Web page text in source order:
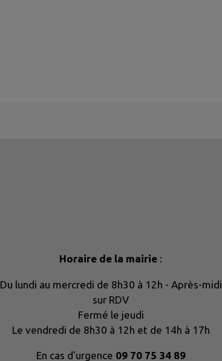
Horaire de la mairie :
Du lundi au mercredi de 8h30 à 12h - Après-midi
sur RDV
Fermé le jeudi
Le vendredi de 8h30 à 12h et de 14h à 17h
En cas d'urgence 09 70 75 34 89